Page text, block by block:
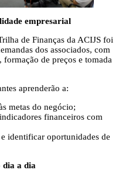
empresarial
de Finanças da ACIJS foi
dos associados, com
de preços e tomada
aprenderão a:
metas do negócio;
financeiros com
identificar oportunidades de
dia a dia